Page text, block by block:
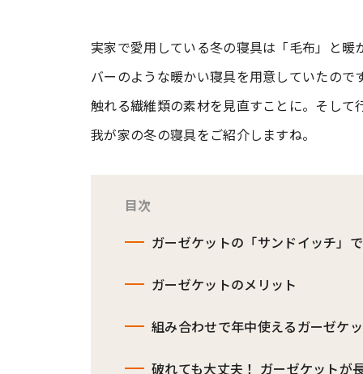
#渡邊大地の令和的ワーパパ道
実家で愛用している冬の寝具は「毛布」と
バーのような暖かい寝具を用意していたの
触れる繊維類の素材を見直すことに。そし
我が家の冬の寝具をご紹介しますね。
目次
ガーゼケットの「サンドイッチ」
ガーゼケットのメリット
組み合わせで年中使えるガーゼケ
破れても大丈夫！ ガーゼケットが